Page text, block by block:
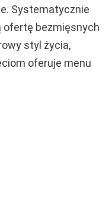
Systematycznie
ofertę bezmięsnych
styl życia,
oferuje menu